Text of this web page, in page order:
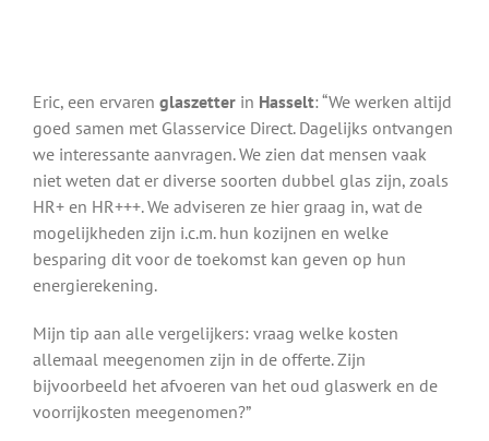
Eric, een ervaren glaszetter in Hasselt: “We werken altijd
goed samen met Glasservice Direct. Dagelijks ontvangen
we interessante aanvragen. We zien dat mensen vaak
niet weten dat er diverse soorten dubbel glas zijn, zoals
HR+ en HR+++. We adviseren ze hier graag in, wat de
mogelijkheden zijn i.c.m. hun kozijnen en welke
besparing dit voor de toekomst kan geven op hun
energierekening.
Mijn tip aan alle vergelijkers: vraag welke kosten
allemaal meegenomen zijn in de offerte. Zijn
bijvoorbeeld het afvoeren van het oud glaswerk en de
voorrijkosten meegenomen?”